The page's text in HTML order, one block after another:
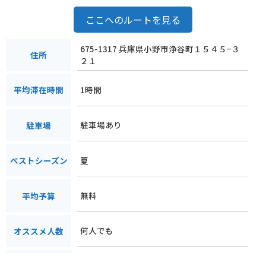
ここへのルートを見る
住所
675-1317 兵庫県小野市浄谷町１５４５−３
２１
平均滞在時間 1時間
駐車場 駐車場あり
ベストシーズン 夏
平均予算 無料
オススメ人数 何人でも